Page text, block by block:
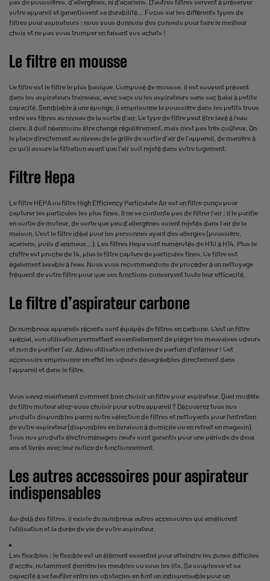
pas de poussières, d’allergènes, ni d’acariens. D’autres filtres servent à préserver
votre appareil et garantissent sa durabilité… Focus sur les différents types de
filtres pour aspirateurs : nous vous donnons des conseils pour faire le meilleur
choix et ne pas vous tromper en faisant vos achats !
Le filtre en mousse
Ce filtre est le filtre le plus basique. Composé de mousse, il est souvent présent
dans les aspirateurs traineaux, avec sacs ou les aspirateurs sans sac balai à petite
capacité. Semblable à une éponge, il emprisonne la poussière dans les petits trous
entre ses fibres au niveau de la sortie d’air. Ce type de filtre peut être lavé à l’eau
claire. Il doit néanmoins être changé régulièrement, mais n’est pas très coûteux. On
le place directement au niveau de la grille de sortie d’air de l’appareil, de manière à
ce qu’il assure la filtration avant que l’air soit rejeté dans votre logement.
Filtre Hepa
Le filtre HEPA ou filtre High Efficiency Particulate Air est un filtre conçu pour
capturer les particules les plus fines. Il ne se contente pas de filtrer l’air : il le purifie
en sortie de moteur, de sorte que peu d’allergènes soient rejetés dans l’air de la
maison. C’est le filtre idéal pour les personnes ayant des allergies (poussière,
acariens, poils d’animaux…). Les filtres Hepa sont numérotés de H10 à H14. Plus le
chiffre est proche de 14, plus le filtre capture de particules fines. Ce filtre est
également lavable à l’eau. Nous vous recommandons de procéder à un nettoyage
fréquent de votre filtre pour que ses fonctions conservent toute leur efficacité.
Le filtre d’aspirateur carbone
De nombreux appareils récents sont équipés de filtres en carbone. C’est un filtre
spécial, son utilisation permettant essentiellement de piéger les mauvaises odeurs
et non de purifier l’air. Adieu utilisation intensive de parfum d’intérieur ! Cet
accessoire emprisonne en effet les odeurs désagréables directement dans
l’appareil et dans le filtre.
Vous savez maintenant comment bien choisir un filtre pour aspirateur. Quel modèle
de filtre moteur allez-vous choisir pour votre appareil ? Découvrez tous nos
produits disponibles parmi notre sélection de filtres et nettoyants pour l’entretien
de votre aspirateur (disponibles en livraison à domicile ou en retrait en magasin).
Tous nos produits électroménagers neufs sont garantis pour une période de deux
ans et livrés avec leur notice de fonctionnement.
Les autres accessoires pour aspirateur
indispensables
Au-delà des filtres, il existe de nombreux autres accessoires qui améliorent
l’utilisation et la durée de vie de votre aspirateur.
Les flexibles : le flexible est un élément essentiel pour atteindre les zones difficiles
d'accès, notamment derrière les meubles ou sous les lits. Sa souplesse et sa
capacité à se faufiler entre les obstacles en font un indispensable pour un